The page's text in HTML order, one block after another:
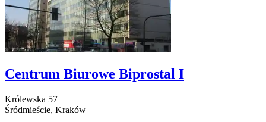
Centrum Biurowe Biprostal I
Królewska 57
Śródmieście, Kraków